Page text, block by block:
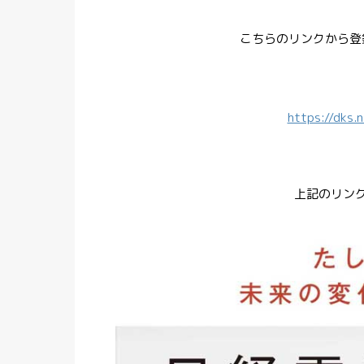
こちらのリンクから
https://
上記のリン